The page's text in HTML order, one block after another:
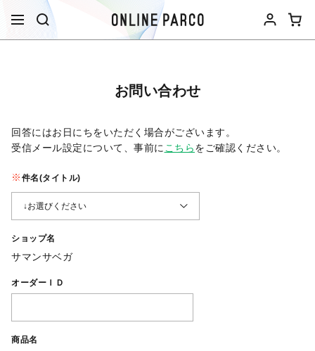
お問い合わせ
回答にはお日にちをいただく場合がございます。
受信メール設定について、事前に こちらをご確認ください。​
件名(タイトル)
ショップ名
サマンサベガ
オーダーＩＤ
商品名